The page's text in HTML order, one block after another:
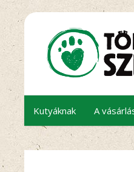
Kutyáknak A